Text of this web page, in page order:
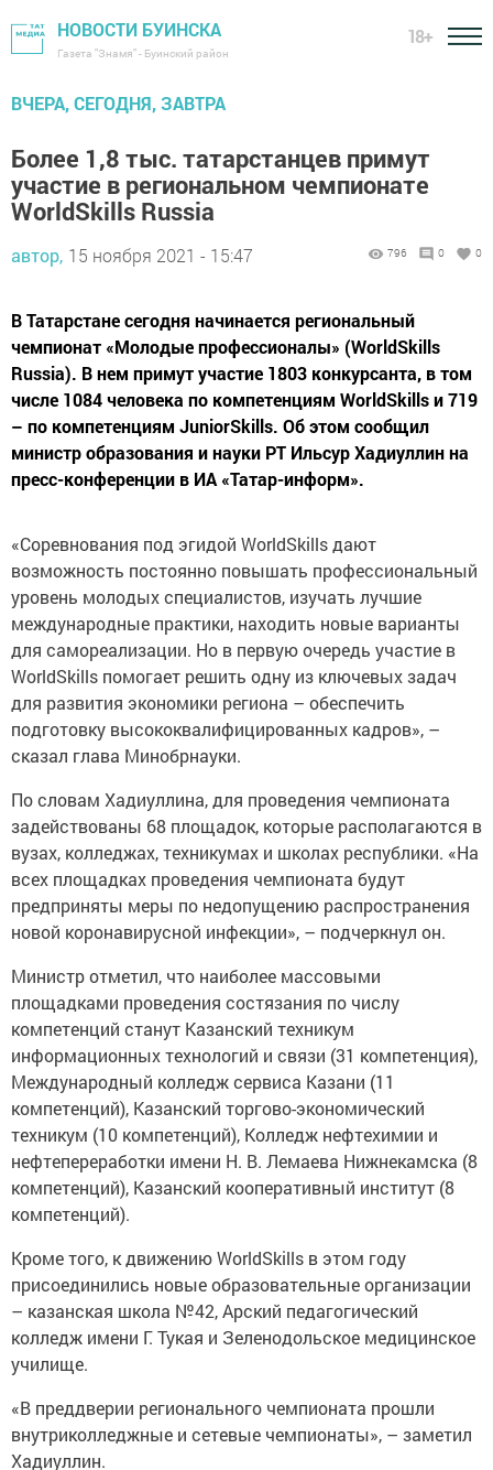
НОВОСТИ БУИНСКА
Газета "Знамя" - Буинский район
18+
ВЧЕРА, СЕГОДНЯ, ЗАВТРА
Более 1,8 тыс. татарстанцев примут
участие в региональном чемпионате
WorldSkills Russia
автор, 15 ноября 2021 - 15:47 796 0 0
В Татарстане сегодня начинается региональный
чемпионат «Молодые профессионалы» (WorldSkills
Russia). В нем примут участие 1803 конкурсанта, в том
числе 1084 человека по компетенциям WorldSkills и 719
– по компетенциям JuniorSkills. Об этом сообщил
министр образования и науки РТ Ильсур Хадиуллин на
пресс-конференции в ИА «Татар-информ».
«Соревнования под эгидой WorldSkills дают
возможность постоянно повышать профессиональный
уровень молодых специалистов, изучать лучшие
международные практики, находить новые варианты
для самореализации. Но в первую очередь участие в
WorldSkills помогает решить одну из ключевых задач
для развития экономики региона – обеспечить
подготовку высококвалифицированных кадров», –
сказал глава Минобрнауки.
По словам Хадиуллина, для проведения чемпионата
задействованы 68 площадок, которые располагаются в
вузах, колледжах, техникумах и школах республики. «На
всех площадках проведения чемпионата будут
предприняты меры по недопущению распространения
новой коронавирусной инфекции», – подчеркнул он.
Министр отметил, что наиболее массовыми
площадками проведения состязания по числу
компетенций станут Казанский техникум
информационных технологий и связи (31 компетенция),
Международный колледж сервиса Казани (11
компетенций), Казанский торгово-экономический
техникум (10 компетенций), Колледж нефтехимии и
нефтепереработки имени Н. В. Лемаева Нижнекамска (8
компетенций), Казанский кооперативный институт (8
компетенций).
Кроме того, к движению WorldSkills в этом году
присоединились новые образовательные организации
– казанская школа №42, Арский педагогический
колледж имени Г. Тукая и Зеленодольское медицинское
училище.
«В преддверии регионального чемпионата прошли
внутриколледжные и сетевые чемпионаты», – заметил
Хадиуллин.